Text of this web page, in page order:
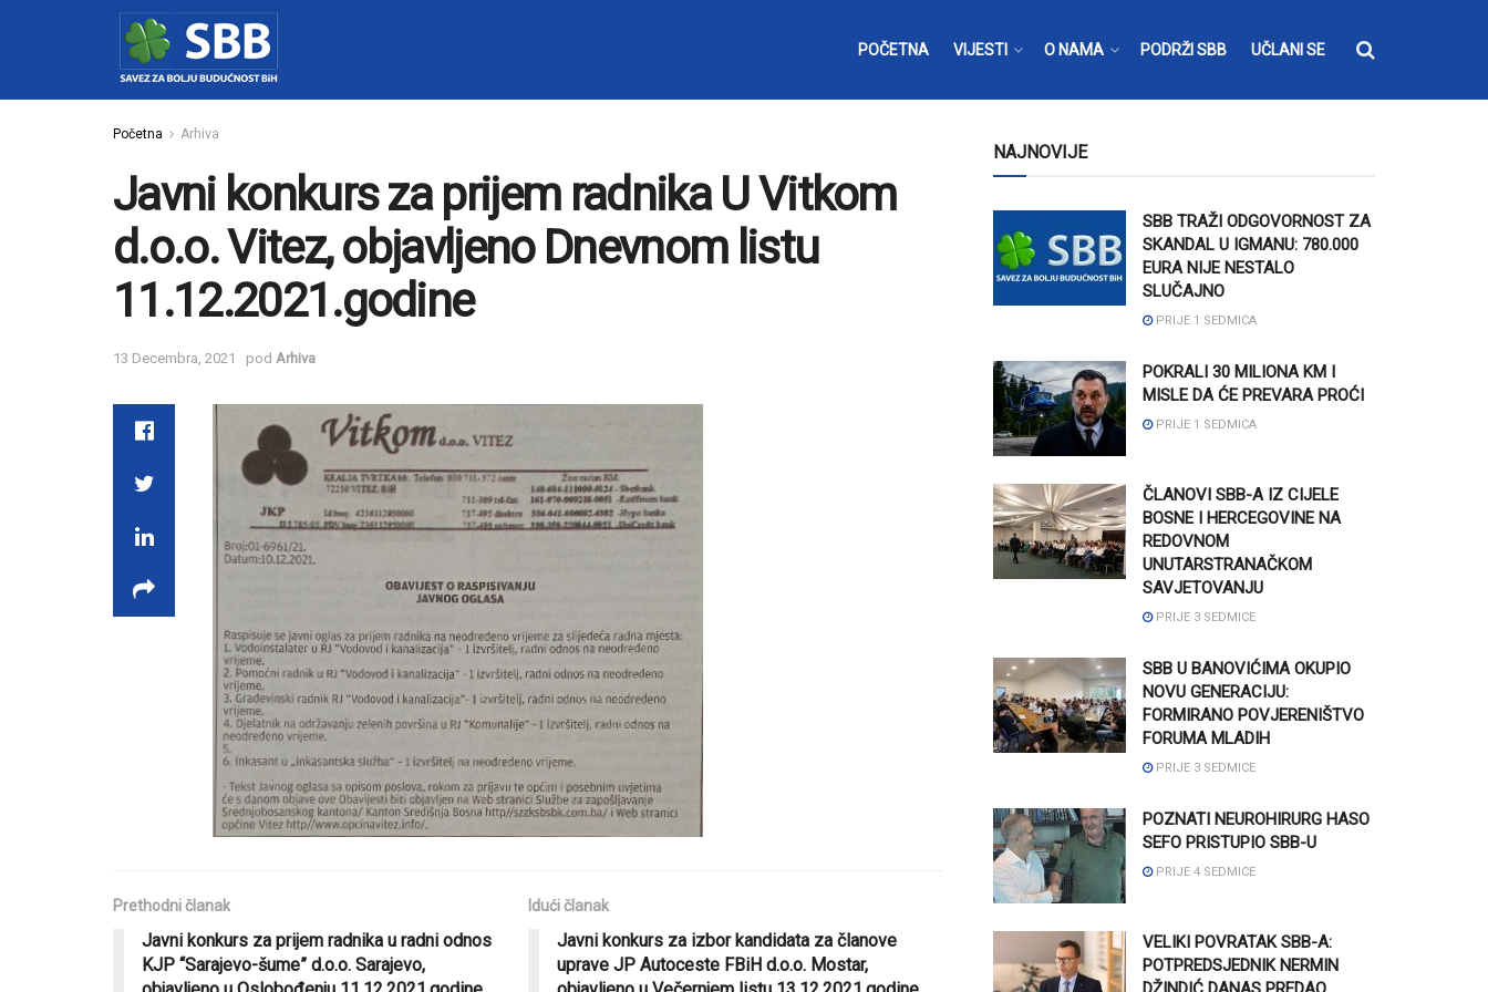
POČETNA VIJESTI O NAMA PODRŽI SBB UČLANI SE
Početna Arhiva
Javni konkurs za prijem radnika U Vitkom
d.o.o. Vitez, objavljeno Dnevnom listu
11.12.2021.godine
13 Decembra, 2021 pod Arhiva
Prethodni članak
Javni konkurs za prijem radnika u radni odnos
KJP “Sarajevo-šume” d.o.o. Sarajevo,
Idući članak
Javni konkurs za izbor kandidata za članove
uprave JP Autoceste FBiH d.o.o. Mostar,
NAJNOVIJE
SBB TRAŽI ODGOVORNOST ZA
SKANDAL U IGMANU: 780.000
EURA NIJE NESTALO
SLUČAJNO
PRIJE 1 SEDMICA
POKRALI 30 MILIONA KM I
MISLE DA ĆE PREVARA PROĆI
PRIJE 1 SEDMICA
ČLANOVI SBB-A IZ CIJELE
BOSNE I HERCEGOVINE NA
REDOVNOM
UNUTARSTRANAČKOM
SAVJETOVANJU
PRIJE 3 SEDMICE
SBB U BANOVIĆIMA OKUPIO
NOVU GENERACIJU:
FORMIRANO POVJERENIŠTVO
FORUMA MLADIH
PRIJE 3 SEDMICE
POZNATI NEUROHIRURG HASO
SEFO PRISTUPIO SBB-U
PRIJE 4 SEDMICE
VELIKI POVRATAK SBB-A:
POTPREDSJEDNIK NERMIN